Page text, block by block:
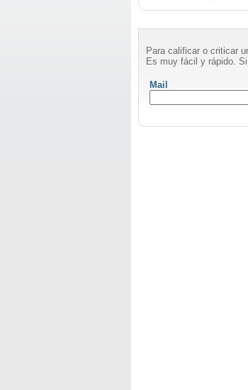
Para calificar o criticar
Es muy fácil y rápido.
Mail